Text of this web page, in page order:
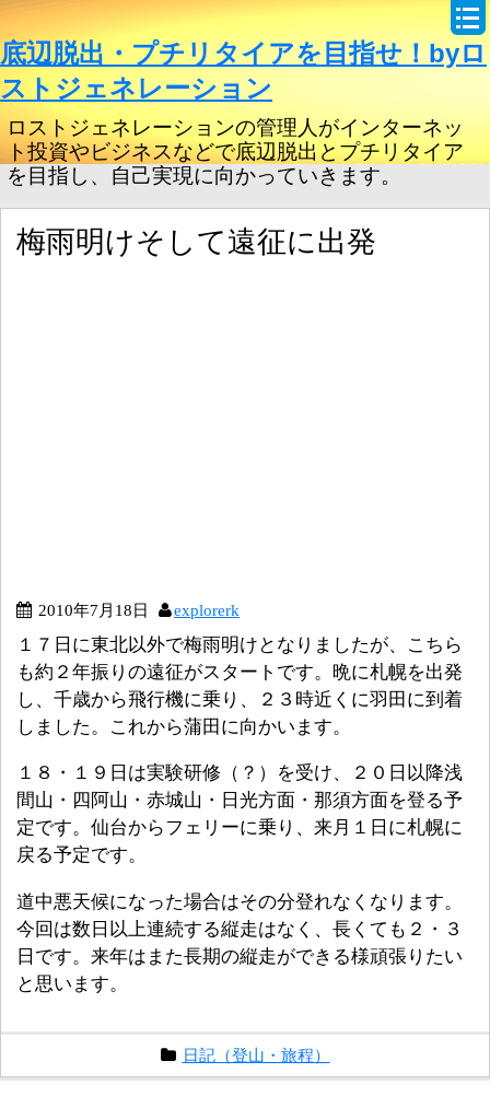
底辺脱出・プチリタイアを目指せ！byロ
ストジェネレーション
ロストジェネレーションの管理人がインターネッ
ト投資やビジネスなどで底辺脱出とプチリタイア
を目指し、自己実現に向かっていきます。
梅雨明けそして遠征に出発
2010年7月18日 explorerk
１７日に東北以外で梅雨明けとなりましたが、こちら
も約２年振りの遠征がスタートです。晩に札幌を出発
し、千歳から飛行機に乗り、２３時近くに羽田に到着
しました。これから蒲田に向かいます。
１８・１９日は実験研修（？）を受け、２０日以降浅
間山・四阿山・赤城山・日光方面・那須方面を登る予
定です。仙台からフェリーに乗り、来月１日に札幌に
戻る予定です。
道中悪天候になった場合はその分登れなくなります。
今回は数日以上連続する縦走はなく、長くても２・３
日です。来年はまた長期の縦走ができる様頑張りたい
と思います。
日記（登山・旅程）